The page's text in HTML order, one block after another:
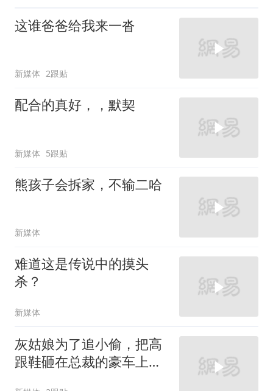
这谁爸爸给我来一沓
新媒体 2跟贴
配合的真好，，默契
新媒体 5跟贴
熊孩子会拆家，不输二哈
新媒体
难道这是传说中的摸头
杀？
新媒体
灰姑娘为了追小偷，把高
跟鞋砸在总裁的豪车上，